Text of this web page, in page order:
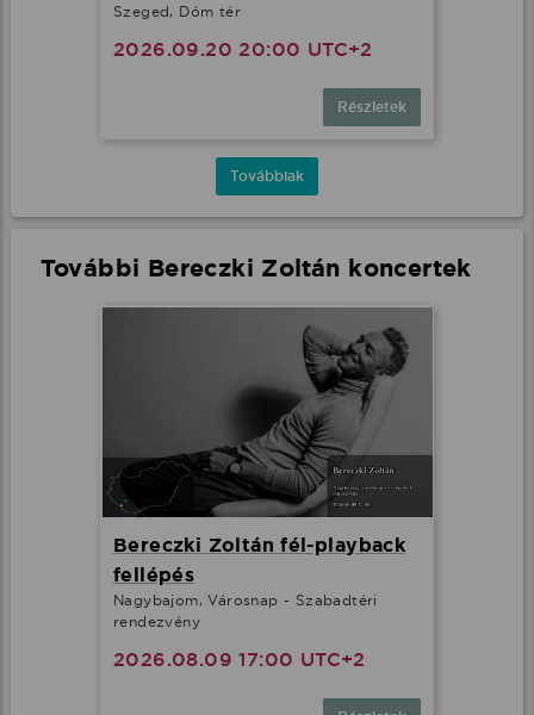
Szeged, Dóm tér
2026.09.20 20:00 UTC+2
Részletek
Továbbiak
További Bereczki Zoltán koncertek
Bereczki Zoltán fél-playback
fellépés
Nagybajom, Városnap - Szabadtéri
rendezvény
2026.08.09 17:00 UTC+2